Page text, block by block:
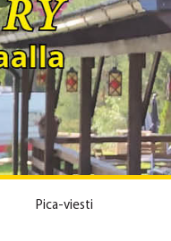
Pica-viesti